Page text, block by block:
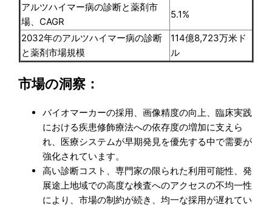
アルツハイマー病の診断と薬剤市
場、CAGR
5.1%
2032年のアルツハイマー病の診断
と薬剤市場規模
114億8,723万米ド
ル
市場の洞察：
バイオマーカーの採用、画像精度の向上、臨床実践
における疾患修飾療法への依存度の増加に支えら
れ、医療システムが早期発見を優先する中で需要が
強化されています。
高い診断コスト、専門家の限られた利用可能性、発
展途上地域での高度な検査へのアクセスの不均一性
により、市場の制約が続き、均一な採用が遅れてい